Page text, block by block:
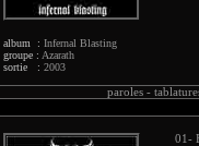
album : Infernal Blasting
groupe : Azarath
sortie : 2003
paroles -
01-